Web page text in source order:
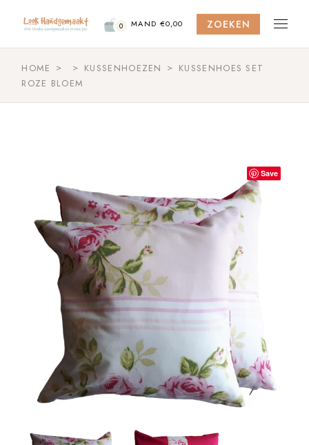
content
0 MAND €0,00 ZOEKEN
HOME KUSSENHOEZEN
KUSSENHOES SET
ROZE BLOEM
Save